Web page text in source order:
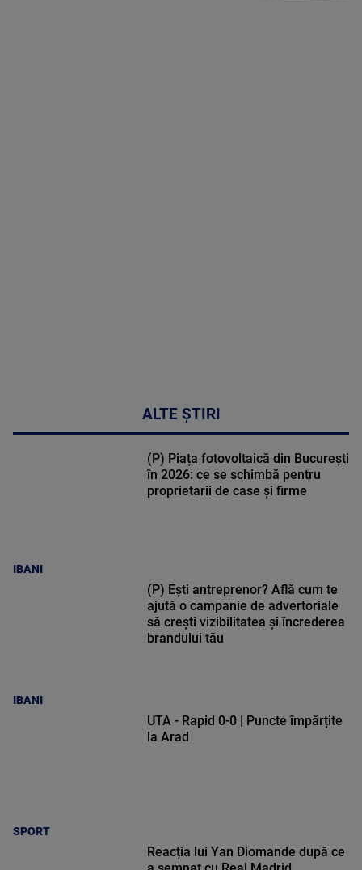
ALTE ȘTIRI
IBANI
(P) Piața fotovoltaică din București
în 2026: ce se schimbă pentru
proprietarii de case și firme
IBANI
(P) Ești antreprenor? Află cum te
ajută o campanie de advertoriale
să crești vizibilitatea și încrederea
brandului tău
SPORT
UTA - Rapid 0-0 | Puncte împărțite
la Arad
Reacția lui Yan Diomande după ce